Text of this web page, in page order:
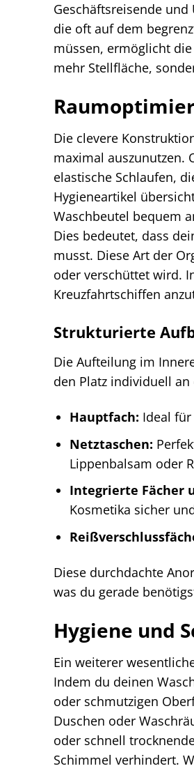
Geschäftsreisende
die oft auf dem
müssen, ermöglicht
mehr Stellfläche,
Die clevere
maximal auszunutzen.
elastische Schlaufen,
Hygieneartikel
Waschbeutel bequem
Dies bedeutet, dass
musst. Diese Art der
oder verschüttet wird.
Kreuzfahrtschiffen
Strukturierte
Die Aufteilung im
den Platz individuell
Hauptfach: Ideal
Netztaschen:
Lippenbalsam oder
Integrierte Fächer
Kosmetika sicher
Diese durchdachte
was du gerade
Hygiene und
Ein weiterer
Indem du deinen
oder schmutzigen
Duschen oder
oder schnell
Schimmel verhindert.